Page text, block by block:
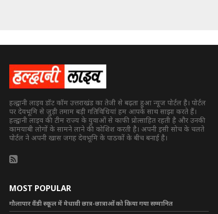
हल्द्वानी लाइव डॉट कॉम उत्तराखंड का तेजी से बढ़ता हुआ न्यूज पोर्टल है। पोर्टल
पर देवभूमि से जुड़ी तमाम बड़ी गतिविधियां हम आपके साथ साझा करते हैं।
हल्द्वानी लाइव की टीम राज्य के युवाओं से काफी प्रोत्साहित रहती है और उनकी
कामयाबी लोगों के सामने लाने की कोशिश करती है। अपनी इसी सोच के चलते
पोर्टल ने अपनी खास जगह देवभूमि के पाठकों के बीच बनाई है।
MOST POPULAR
गौलापार वैंडी स्कूल में मेधावी छात्र-छात्राओं को किया गया सम्मानित